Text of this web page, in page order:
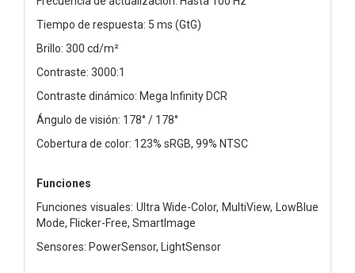
Tiempo de respuesta: 5 ms (GtG)
Brillo: 300 cd/m²
Contraste: 3000:1
Contraste dinámico: Mega Infinity DCR
Ángulo de visión: 178° / 178°
Cobertura de color: 123% sRGB, 99% NTSC
Funciones
Funciones visuales: Ultra Wide-Color, MultiView, LowBlue
Mode, Flicker-Free, SmartImage
Sensores: PowerSensor, LightSensor